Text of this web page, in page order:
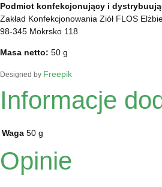
Podmiot konfekcjonujący i
Zakład Konfekcjonowania Ziół FLOS
98-345 Mokrsko 118
Masa netto: 50 g
Designed by Freepik
Informacje
Waga 50 g
Opinie